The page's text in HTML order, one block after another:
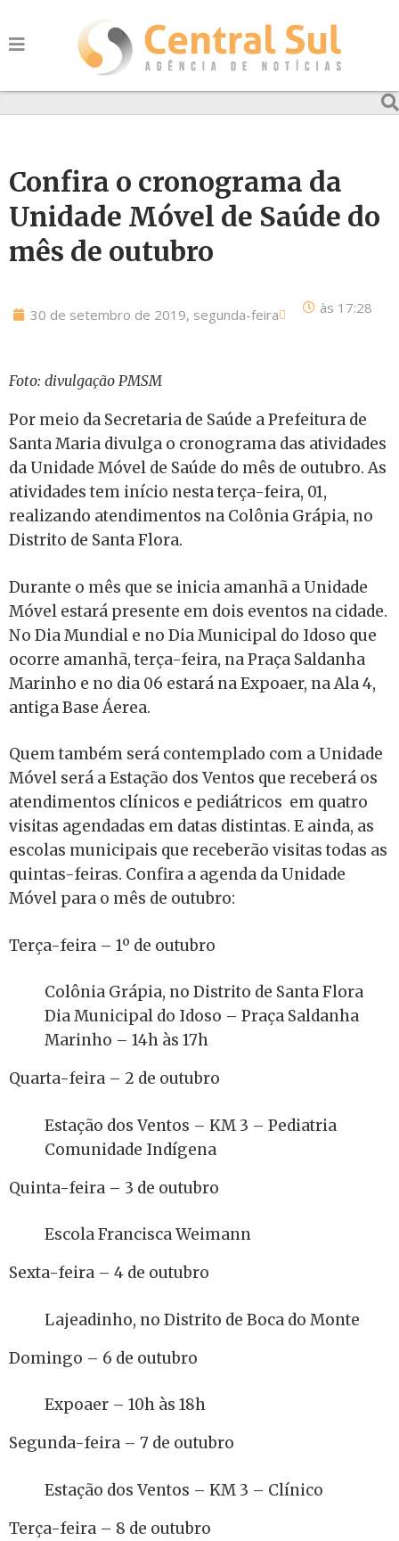
Confira o cronograma da
Unidade Móvel de Saúde do
mês de outubro
30 de setembro de 2019, segunda-feira às 17:28
Foto: divulgação PMSM
Por meio da Secretaria de Saúde a Prefeitura de
Santa Maria divulga o cronograma das atividades
da Unidade Móvel de Saúde do mês de outubro. As
atividades tem início nesta terça-feira, 01,
realizando atendimentos na Colônia Grápia, no
Distrito de Santa Flora.
Durante o mês que se inicia amanhã a Unidade
Móvel estará presente em dois eventos na cidade.
No Dia Mundial e no Dia Municipal do Idoso que
ocorre amanhã, terça-feira, na Praça Saldanha
Marinho e no dia 06 estará na Expoaer, na Ala 4,
antiga Base Áerea.
Quem também será contemplado com a Unidade
Móvel será a Estação dos Ventos que receberá os
atendimentos clínicos e pediátricos em quatro
visitas agendadas em datas distintas. E ainda, as
escolas municipais que receberão visitas todas as
quintas-feiras. Confira a agenda da Unidade
Móvel para o mês de outubro:
Terça-feira – 1º de outubro
Colônia Grápia, no Distrito de Santa Flora
Dia Municipal do Idoso – Praça Saldanha
Marinho – 14h às 17h
Quarta-feira – 2 de outubro
Estação dos Ventos – KM 3 – Pediatria
Comunidade Indígena
Quinta-feira – 3 de outubro
Escola Francisca Weimann
Sexta-feira – 4 de outubro
Lajeadinho, no Distrito de Boca do Monte
Domingo – 6 de outubro
Expoaer – 10h às 18h
Segunda-feira – 7 de outubro
Estação dos Ventos – KM 3 – Clínico
Terça-feira – 8 de outubro